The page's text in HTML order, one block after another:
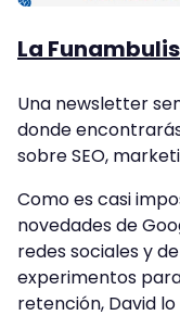
La
Una newsletter
donde
sobre SEO,
Como es casi
novedades de
redes sociales y
experimentos
retención, David